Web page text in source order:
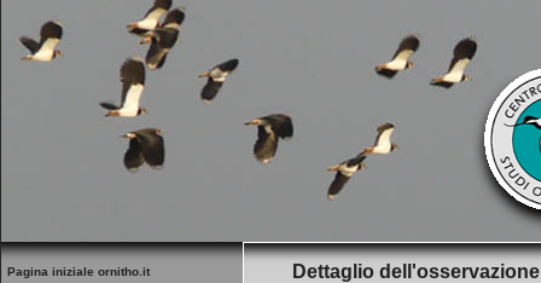
Pagina iniziale ornitho.it Dettaglio dell'osservazione